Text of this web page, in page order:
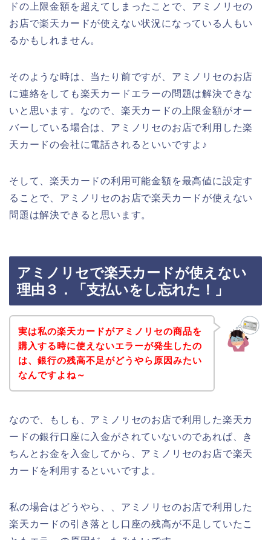
ドの上限金額を超えてしまったことで、アミノリセの
お店で楽天カードが使えない状況になっている人もい
るかもしれません。
そのような時は、当たり前ですが、アミノリセのお店
に連絡をしても楽天カードエラーの問題は解決できな
いと思います。なので、楽天カードの上限金額がオー
バーしている場合は、アミノリセのお店で利用した楽
天カードの会社に電話されるといいですよ♪
そして、楽天カードの利用可能金額を最高値に設定す
ることで、アミノリセのお店で楽天カードが使えない
問題は解決できると思います。
アミノリセで楽天カードが使えない
理由３．「支払いをし忘れた！」
実は私の楽天カードがアミノリセの商品を
購入する時に使えないエラーが発生したの
は、銀行の残高不足がどうやら原因みたい
なんですよね～
なので、もしも、アミノリセのお店で利用した楽天カ
ードの銀行口座に入金がされていないのであれば、き
ちんとお金を入金してから、アミノリセのお店で楽天
カードを利用するといいですよ。
私の場合はどうやら、、アミノリセのお店で利用した
楽天カードの引き落とし口座の残高が不足していたこ